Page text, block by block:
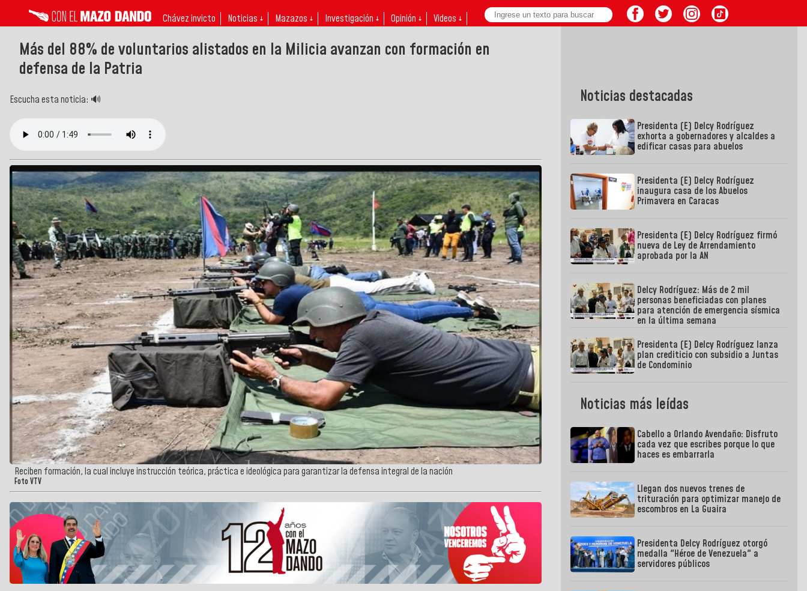
Chávez invicto Noticias ↓ Mazazos ↓ Investigación ↓ Opinión ↓ Videos ↓
Más del 88% de voluntarios alistados en la Milicia avanzan con formación en
defensa de la Patria
Escucha esta noticia: 🔊
Reciben formación, la cual incluye instrucción teórica, práctica e ideológica para garantizar la defensa integral de la nación
Foto VTV
Noticias destacadas
Presidenta (E) Delcy Rodríguez
exhorta a gobernadores y alcaldes a
edificar casas para abuelos
Presidenta (E) Delcy Rodríguez
inaugura casa de los Abuelos
Primavera en Caracas
Presidenta (E) Delcy Rodríguez firmó
nueva de Ley de Arrendamiento
aprobada por la AN
Delcy Rodríguez: Más de 2 mil
personas beneficiadas con planes
para atención de emergencia sísmica
en la última semana
Presidenta (E) Delcy Rodríguez lanza
plan crediticio con subsidio a Juntas
de Condominio
Noticias más leídas
Cabello a Orlando Avendaño: Disfruto
cada vez que escribes porque lo que
haces es embarrarla
Llegan dos nuevos trenes de
trituración para optimizar manejo de
escombros en La Guaira
Presidenta Delcy Rodríguez otorgó
medalla "Héroe de Venezuela" a
servidores públicos